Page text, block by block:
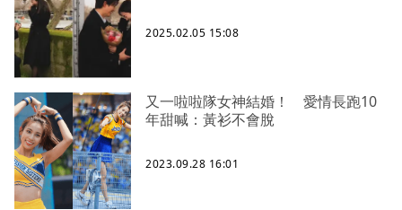
2025.02.05 15:08
又一啦啦隊女神結婚！ 愛情長跑10
年甜喊：黃衫不會脫
2023.09.28 16:01